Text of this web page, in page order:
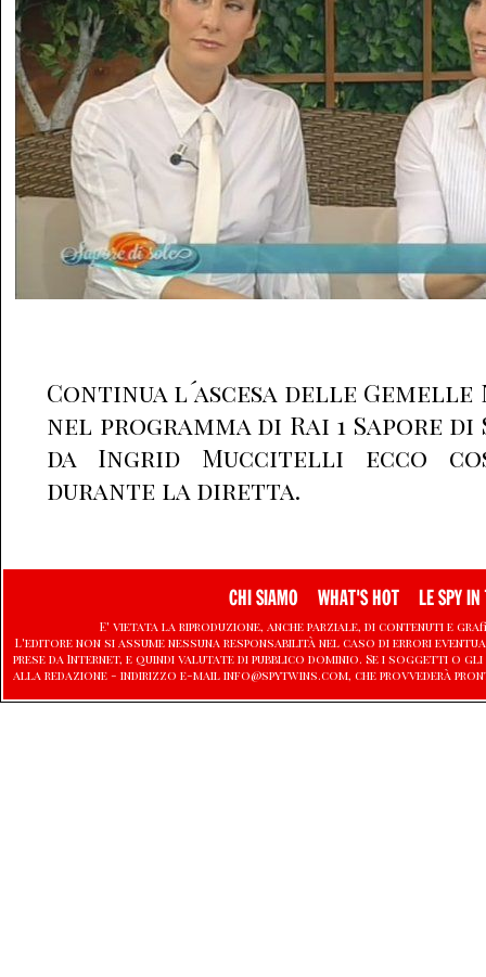
Continua l´ascesa delle
nel programma di Rai 1 Sapore
da Ingrid Muccitelli ecco
durante la diretta.
CHI SIAMO WHAT'S HOT LE SPY IN
E' vietata la riproduzione, anche parziale, di contenuti e
L'editore non si assume nessuna responsabilità nel caso di errori
prese da Internet, e quindi valutate di pubblico dominio. Se i soggetti
alla redazione - indirizzo e-mail info@spytwins.com, che provvederà